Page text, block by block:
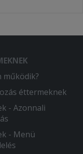
működik?
éttermeknek
- Azonnali
- Menü